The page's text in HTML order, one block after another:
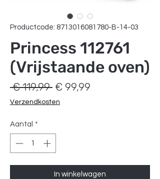
Productcode: 8713016081780-B-14-03
Princess 112761
(Vrijstaande oven)
€ 119,99 Normale
prijs
€ 99,99
Verzendkosten
Aantal *
In winkelwagen